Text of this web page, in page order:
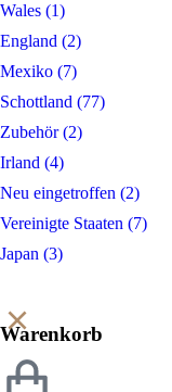
Wales (1)
England (2)
Mexiko (7)
Schottland (77)
Zubehör(2)
Irland (4)
Neu eingetroffen (2)
Vereinigte Staaten (7)
Japan (3)
Warenkorb